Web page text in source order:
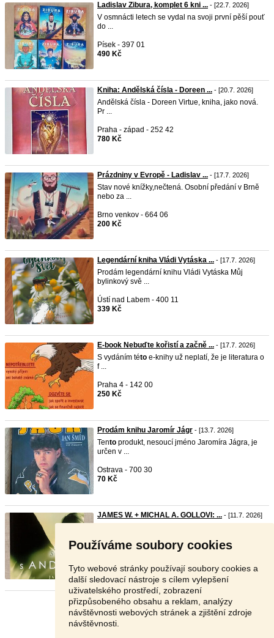
Používáme soubory cookies
Tyto webové stránky používají soubory cookies a
další sledovací nástroje s cílem vylepšení
uživatelského prostředí, zobrazení
přizpůsobeného obsahu a reklam, analýzy
návštěvnosti webových stránek a zjištění zdroje
návštěvnosti.
Ladislav Zibura, komplet 6 kni ... - [22.7. 2026]
V osmnácti letech se vydal na svoji první pěší pouť
do ...
Písek - 397 01
490 Kč
Kniha: Andělská čísla - Doreen ... - [20.7. 2026]
Andělská čísla - Doreen Virtue, kniha, jako nová.
Pr ...
Praha - západ - 252 42
780 Kč
Prázdniny v Evropě - Ladislav ... - [17.7. 2026]
Stav nové knížky,nečtená. Osobní předání v Brně
nebo za ...
Brno venkov - 664 06
200 Kč
Legendární kniha Vládi Vytáska ... - [17.7. 2026]
Prodám legendární knihu Vládi Vytáska Můj
bylinkový svě ...
Ústí nad Labem - 400 11
339 Kč
E-book Nebuďte kořistí a začně ... - [17.7. 2026]
S vydáním této e-knihy už neplatí, že je literatura o
f ...
Praha 4 - 142 00
250 Kč
Prodám knihu Jaromír Jágr - [13.7. 2026]
Tento produkt, nesoucí jméno Jaromíra Jágra, je
určen v ...
Ostrava - 700 30
70 Kč
JAMES W. + MICHAL A. GOLLOVI: ... - [11.7. 2026]
V textu
Stránka: 1 2 Další